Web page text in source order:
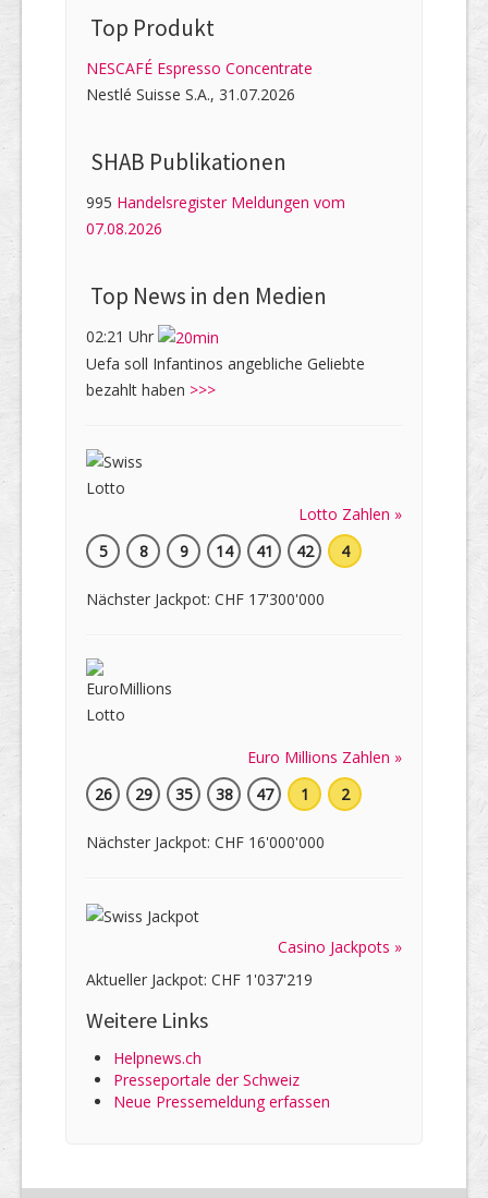
Top Produkt
NESCAFÉ Espresso Concentrate
Nestlé Suisse S.A., 31.07.2026
SHAB Publi­kati­onen
995 Handelsregister Meldungen vom
07.08.2026
Top News in den Medien
02:21 Uhr
Uefa soll Infantinos angebliche Geliebte
bezahlt haben >>>
Lotto Zahlen »
5
8 9 14 41 42 4
Nächster Jackpot: CHF 17'300'000
Euro Millions Zahlen »
26
29 35 38 47 1 2
Nächster Jackpot: CHF 16'000'000
Casino Jackpots »
Aktueller Jackpot: CHF 1'037'219
Weitere Links
Helpnews.ch
Presseportale der Schweiz
Neue Pressemeldung erfassen